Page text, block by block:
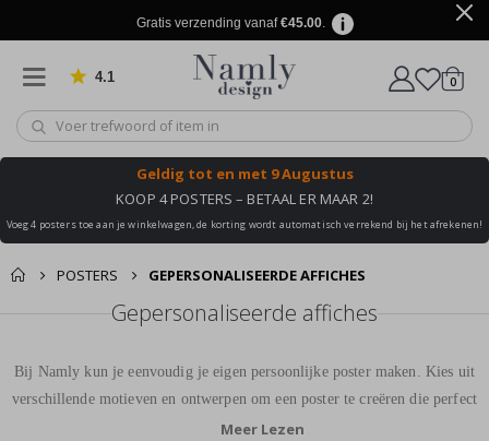
Gratis verzending vanaf€45.00.
4.1 Gebaseerd op 1029 beoordelingen 0
Geldig tot en met 9 Augustus
KOOP 4 POSTERS – BETAAL ER MAAR 2!
Voeg 4 posters toe aan je winkelwagen, de korting wordt automatisch verrekend bij het afrekenen!
POSTERS GEPERSONALISEERDE AFFICHES
Gepersonaliseerde affiches
Bij Namly kun je eenvoudig je eigen persoonlijke poster maken. Kies uit
verschillende motieven en ontwerpen om een poster te creëren die perfect
bij jou en je huis past. Onze persoonlijke posters worden gedrukt op
Meer Lezen